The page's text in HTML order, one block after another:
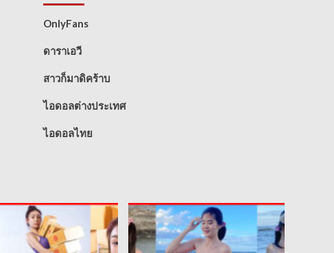
OnlyFans
ดาราเอวี
สาวก็มาดิคร้าบ
ไอดอลต่างประเทศ
ไอดอลไทย